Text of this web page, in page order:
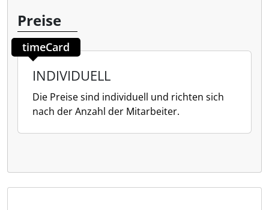
Preise
timeCard
INDIVIDUELL
Die Preise sind individuell und richten sich
nach der Anzahl der Mitarbeiter.